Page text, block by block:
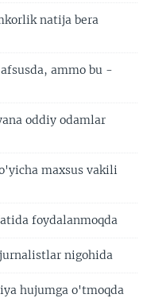
natija bera
ammo bu -
oddiy odamlar
maxsus vakili
foydalanmoqda
nigohida
hujumga o'tmoqda